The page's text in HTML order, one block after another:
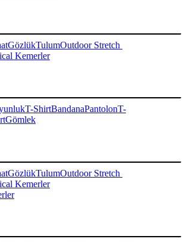
GözlükTulumOutdoor Stretch
Kemerler
T-ShirtBandanaPantolonT-
Gömlek
GözlükTulumOutdoor Stretch
Kemerler